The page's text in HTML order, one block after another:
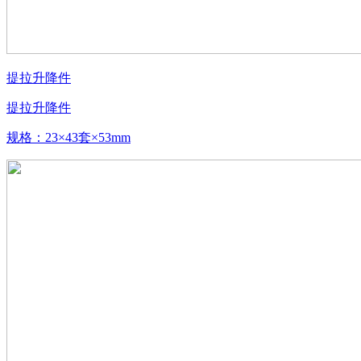
提拉升降件
提拉升降件
规格：23×43套×53mm